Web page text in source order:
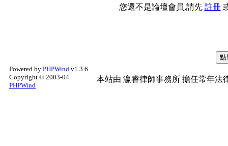
您還不是論壇會員,請先 註冊
Powered by PHPWind v1.3.6
Copyright © 2003-04
PHPWind
本站由 瀛睿律師事務所 擔任常年法